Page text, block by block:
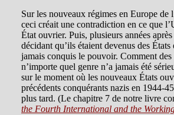
Sur les nouveaux régimes en Europe de
ceci créait une contradiction en ce que
État ouvrier. Puis, plusieurs années
décidant qu’ils étaient devenus des
jamais conquis le pouvoir. Comment des
n’importe quel genre n’a jamais été
sur le moment où les nouveaux États
précédents conquérants nazis en 1944-
plus tard. (Le chapitre 7 de notre livre
the Fourth International and the